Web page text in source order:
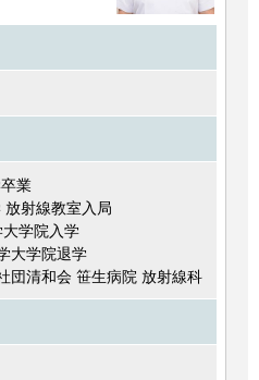
業
射線教室入局
学院入学
大学院退学
団清和会 笹生病院 放射線科